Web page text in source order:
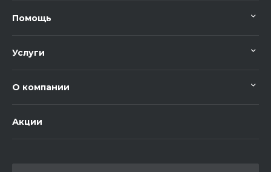
Помощь
Услуги
О компании
Акции